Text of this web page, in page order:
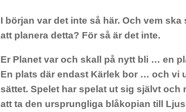
I början var det inte så här. Och vem
att planera detta? För så är det inte.
Er Planet var och skall på nytt bli … en
En plats där endast Kärlek bor … och vi
sättet. Spelet har spelat ut sig självt
att ta den ursprungliga blåkopian till